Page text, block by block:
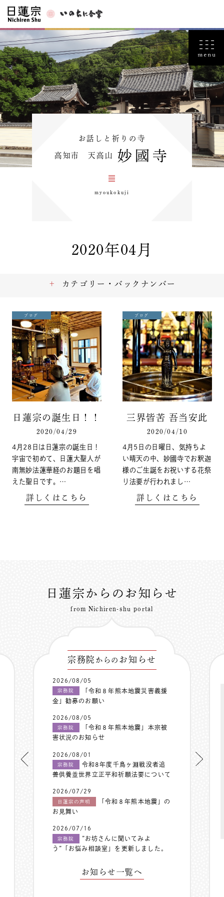
お話しと祈りの寺
高知市 天高山 妙國寺
myoukokuji
2020年04月
ブログ
日蓮宗の誕生日！！
2020/04/29
4月28日は日蓮宗の誕生日！
宇宙で初めて、日蓮大聖人が
南無妙法蓮華経のお題目を唱
えた聖日です。…
詳しくはこちら
ブログ
三界皆苦 吾当安此
2020/04/10
4月5日の日曜日、気持ちよ
い晴天の中、妙國寺でお釈迦
様のご生誕をお祝いする花祭
り法要が行われまし…
詳しくはこちら
カテゴリー・バックナンバー
日蓮宗からのお知らせ
from Nichiren-shu portal
宗務院 からの お知らせ
2026/08/05
宗務院
「令和８年熊本地震災害義援
金」勧募のお願い
2026/08/05
宗務院
「令和８年熊本地震」本宗被
害状況のお知らせ
2026/08/01
宗務院
令和8年度千鳥ヶ淵戦没者追
善供養並世界立正平和祈願法要について
2026/07/29
日蓮宗の声明
「令和８年熊本地震」の
お見舞い
2026/07/16
宗務院
”お坊さんに聞いてみよ
う”「お悩み相談室」を更新しました。
お知らせ一覧へ